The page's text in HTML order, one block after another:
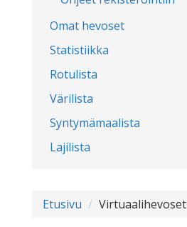
Omat hevoset
Statistiikka
Rotulista
Värilista
Syntymämaalista
Lajilista
Etusivu Virtuaalihevoset